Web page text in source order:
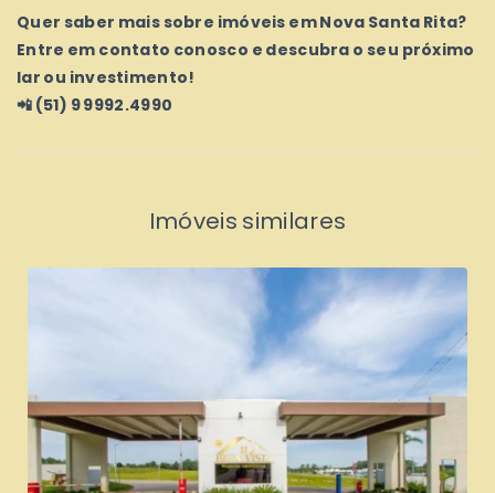
Quer saber mais sobre imóveis em Nova Santa Rita?
Entre em contato conosco e descubra o seu próximo
lar ou investimento!
📲 (51) 9 9992.4990
Imóveis similares